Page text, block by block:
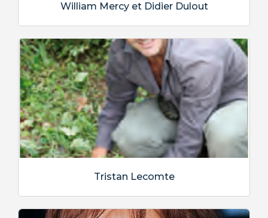
William Mercy et Didier Dulout
Tristan Lecomte